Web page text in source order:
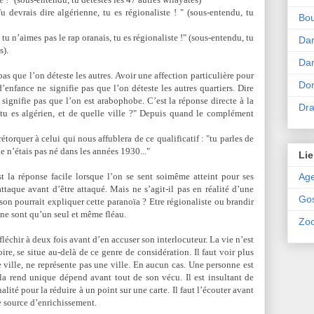
dire algérienne, tu es régionaliste ! " (sous-entendu, tu
n’aimes pas le rap oranais, tu es régionaliste !" (sous-entendu, tu
que l’on déteste les autres. Avoir une affection particulière pour
ne signifie pas que l’on déteste les autres quartiers. Dire
pas que l’on est arabophobe. C’est la réponse directe à la
es algérien, et de quelle ville ?" Depuis quand le complément
à celui qui nous affublera de ce qualificatif : "tu parles de
pas né dans les années 1930..."
la réponse facile lorsque l’on se sent soimême atteint pour ses
avant d’être attaqué. Mais ne s’agit-il pas en réalité d’une
pourrait expliquer cette paranoïa ? Etre régionaliste ou brandir
sont qu’un seul et même fléau.
à deux fois avant d’en accuser son interlocuteur. La vie n’est
se situe au-delà de ce genre de considération. Il faut voir plus
ne représente pas une ville. En aucun cas. Une personne est
rend unique dépend avant tout de son vécu. Il est insultant de
pour la réduire à un point sur une carte. Il faut l’écouter avant
d’enrichissement.